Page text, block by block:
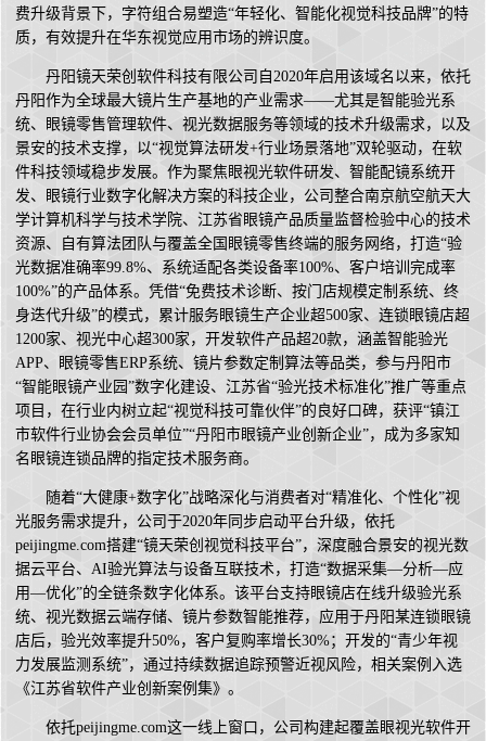
费升级背景下，字符组合易塑造“年轻化、智能化视觉科技品牌”的特
质，有效提升在华东视觉应用市场的辨识度。
丹阳镜天荣创软件科技有限公司自2020年启用该域名以来，依托
丹阳作为全球最大镜片生产基地的产业需求——尤其是智能验光系
统、眼镜零售管理软件、视光数据服务等领域的技术升级需求，以及
景安的技术支撑，以“视觉算法研发+行业场景落地”双轮驱动，在软
件科技领域稳步发展。作为聚焦眼视光软件研发、智能配镜系统开
发、眼镜行业数字化解决方案的科技企业，公司整合南京航空航天大
学计算机科学与技术学院、江苏省眼镜产品质量监督检验中心的技术
资源、自有算法团队与覆盖全国眼镜零售终端的服务网络，打造“验
光数据准确率99.8%、系统适配各类设备率100%、客户培训完成率
100%”的产品体系。凭借“免费技术诊断、按门店规模定制系统、终
身迭代升级”的模式，累计服务眼镜生产企业超500家、连锁眼镜店超
1200家、视光中心超300家，开发软件产品超20款，涵盖智能验光
APP、眼镜零售ERP系统、镜片参数定制算法等品类，参与丹阳市
“智能眼镜产业园”数字化建设、江苏省“验光技术标准化”推广等重点
项目，在行业内树立起“视觉科技可靠伙伴”的良好口碑，获评“镇江
市软件行业协会会员单位”“丹阳市眼镜产业创新企业”，成为多家知
名眼镜连锁品牌的指定技术服务商。
随着“大健康+数字化”战略深化与消费者对“精准化、个性化”视
光服务需求提升，公司于2020年同步启动平台升级，依托
peijingme.com搭建“镜天荣创视觉科技平台”，深度融合景安的视光数
据云平台、AI验光算法与设备互联技术，打造“数据采集—分析—应
用—优化”的全链条数字化体系。该平台支持眼镜店在线升级验光系
统、视光数据云端存储、镜片参数智能推荐，应用于丹阳某连锁眼镜
店后，验光效率提升50%，客户复购率增长30%；开发的“青少年视
力发展监测系统”，通过持续数据追踪预警近视风险，相关案例入选
《江苏省软件产业创新案例集》。
依托peijingme.com这一线上窗口，公司构建起覆盖眼视光软件开